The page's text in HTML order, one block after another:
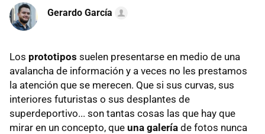
Gerardo García
Los prototipos suelen presentarse en medio de una
avalancha de información y a veces no les prestamos
la atención que se merecen. Que si sus curvas, sus
interiores futuristas o sus desplantes de
superdeportivo... son tantas cosas las que hay que
mirar en un concepto, que una galería de fotos nunca